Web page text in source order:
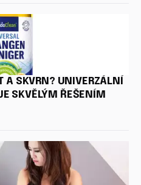
A SKVRN? UNIVERZÁLNÍ
SKVĚLÝM ŘEŠENÍM